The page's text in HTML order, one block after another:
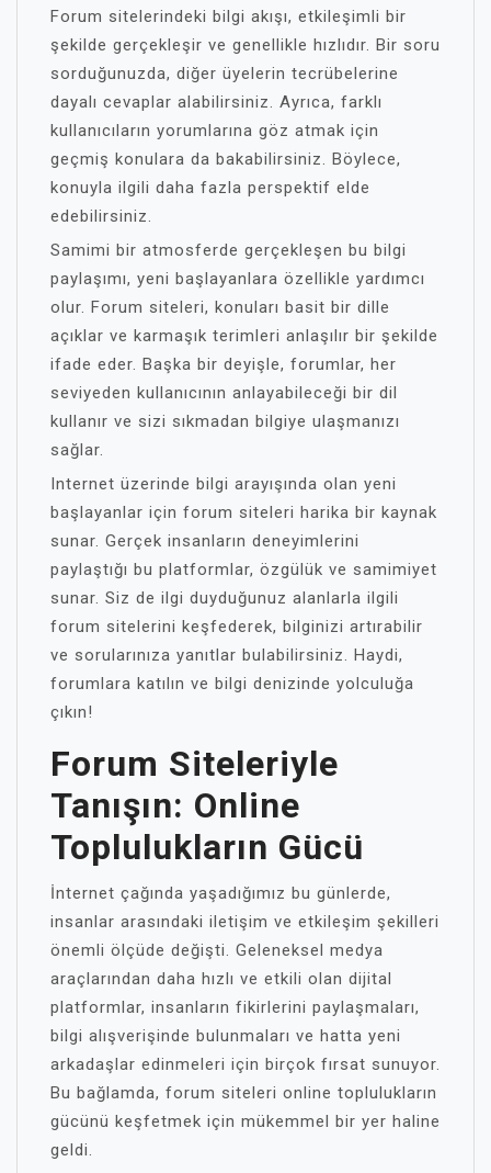
Forum sitelerindeki bilgi akışı, etkileşimli bir
şekilde gerçekleşir ve genellikle hızlıdır. Bir soru
sorduğunuzda, diğer üyelerin tecrübelerine
dayalı cevaplar alabilirsiniz. Ayrıca, farklı
kullanıcıların yorumlarına göz atmak için
geçmiş konulara da bakabilirsiniz. Böylece,
konuyla ilgili daha fazla perspektif elde
edebilirsiniz.
Samimi bir atmosferde gerçekleşen bu bilgi
paylaşımı, yeni başlayanlara özellikle yardımcı
olur. Forum siteleri, konuları basit bir dille
açıklar ve karmaşık terimleri anlaşılır bir şekilde
ifade eder. Başka bir deyişle, forumlar, her
seviyeden kullanıcının anlayabileceği bir dil
kullanır ve sizi sıkmadan bilgiye ulaşmanızı
sağlar.
Internet üzerinde bilgi arayışında olan yeni
başlayanlar için forum siteleri harika bir kaynak
sunar. Gerçek insanların deneyimlerini
paylaştığı bu platformlar, özgülük ve samimiyet
sunar. Siz de ilgi duyduğunuz alanlarla ilgili
forum sitelerini keşfederek, bilginizi artırabilir
ve sorularınıza yanıtlar bulabilirsiniz. Haydi,
forumlara katılın ve bilgi denizinde yolculuğa
çıkın!
Forum Siteleriyle
Tanışın: Online
Toplulukların Gücü
İnternet çağında yaşadığımız bu günlerde,
insanlar arasındaki iletişim ve etkileşim şekilleri
önemli ölçüde değişti. Geleneksel medya
araçlarından daha hızlı ve etkili olan dijital
platformlar, insanların fikirlerini paylaşmaları,
bilgi alışverişinde bulunmaları ve hatta yeni
arkadaşlar edinmeleri için birçok fırsat sunuyor.
Bu bağlamda, forum siteleri online toplulukların
gücünü keşfetmek için mükemmel bir yer haline
geldi.